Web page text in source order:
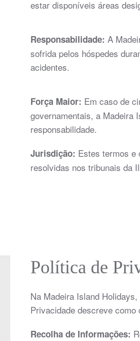
estar disponíveis áreas
Responsabilidade: A
sofrida pelos hóspedes
acidentes.
Força Maior: Em caso de
governamentais, a Madeira
responsabilidade.
Jurisdição: Estes termos e
resolvidas nos tribunais da
Política de
Na Madeira Island
Privacidade descreve
Recolha de Informações: